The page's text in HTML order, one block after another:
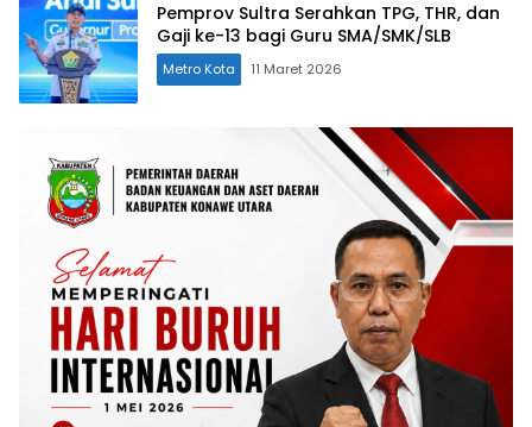
Pemprov Sultra Serahkan TPG, THR, dan
Gaji ke-13 bagi Guru SMA/SMK/SLB
Metro Kota 11 Maret 2026